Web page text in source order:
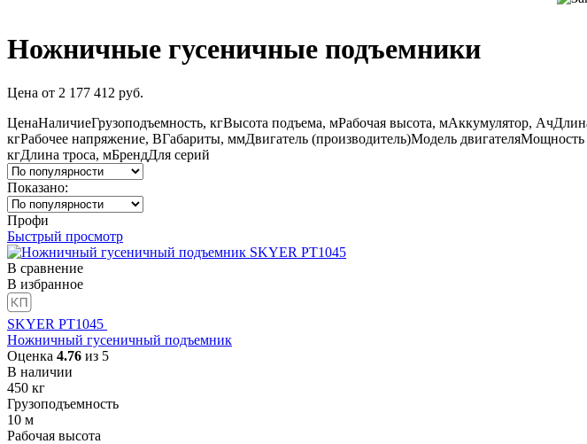
Ножничные гусеничные подъемники
Цена от 2 177 412 руб.
ЦенаНаличиеГрузоподъемность, кгВысота подъема, мРабочая высота, мАккумулятор, Ач
кгРабочее напряжение, ВГабариты, ммДвигатель (производитель)Модель двигателяМощность
кгДлина троса, мБрендДля серий
Показано:
Профи
Быстрый просмотр
В сравнение
В избранное
SKYER PT1045
Ножничный гусеничный подъемник
Оценка 4.76 из 5
В наличии
450 кг
Грузоподъемность
10 м
Рабочая высота